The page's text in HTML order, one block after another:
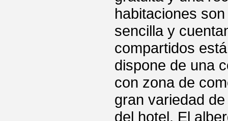
habitaciones
sencilla y
compartidos
dispone de una
con zona de
gran variedad
del hotel. El